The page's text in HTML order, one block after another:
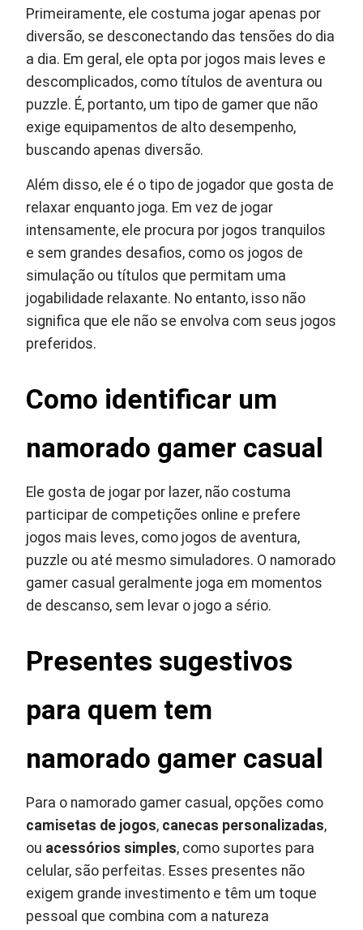
Primeiramente, ele costuma jogar apenas por
diversão, se desconectando das tensões do dia
a dia. Em geral, ele opta por jogos mais leves e
descomplicados, como títulos de aventura ou
puzzle. É, portanto, um tipo de gamer que não
exige equipamentos de alto desempenho,
buscando apenas diversão.
Além disso, ele é o tipo de jogador que gosta de
relaxar enquanto joga. Em vez de jogar
intensamente, ele procura por jogos tranquilos
e sem grandes desafios, como os jogos de
simulação ou títulos que permitam uma
jogabilidade relaxante. No entanto, isso não
significa que ele não se envolva com seus jogos
preferidos.
Como identificar um
namorado gamer casual
Ele gosta de jogar por lazer, não costuma
participar de competições online e prefere
jogos mais leves, como jogos de aventura,
puzzle ou até mesmo simuladores. O namorado
gamer casual geralmente joga em momentos
de descanso, sem levar o jogo a sério.
Presentes sugestivos
para quem tem
namorado gamer casual
Para o namorado gamer casual, opções como
camisetas de jogos, canecas personalizadas,
ou acessórios simples, como suportes para
celular, são perfeitas. Esses presentes não
exigem grande investimento e têm um toque
pessoal que combina com a natureza